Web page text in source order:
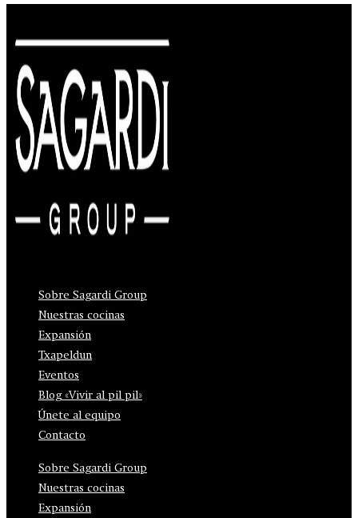
Sobre Sagardi Group
Nuestras cocinas
Expansión
Txapeldun
Eventos
Blog «Vivir al pil pil»
Únete al equipo
Contacto
Sobre Sagardi Group
Nuestras cocinas
Expansión